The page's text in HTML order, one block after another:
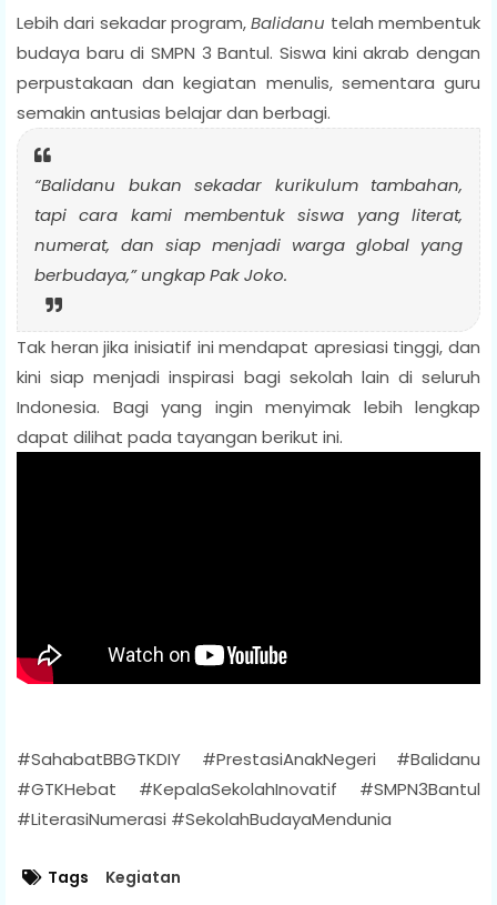
Lebih dari sekadar program,Balidanu telah membentuk
budaya baru di SMPN 3 Bantul. Siswa kini akrab dengan
perpustakaan dan kegiatan menulis, sementara guru
semakin antusias belajar dan berbagi.
“Balidanu bukan sekadar kurikulum tambahan,
tapi cara kami membentuk siswa yang literat,
numerat, dan siap menjadi warga global yang
berbudaya,” ungkap Pak Joko.
Tak heran jika inisiatif ini mendapat apresiasi tinggi, dan
kini siap menjadi inspirasi bagi sekolah lain di seluruh
Indonesia. Bagi yang ingin menyimak lebih lengkap
dapat dilihat pada tayangan berikut ini.
#SahabatBBGTKDIY #PrestasiAnakNegeri #Balidanu
#GTKHebat #KepalaSekolahInovatif #SMPN3Bantul
#LiterasiNumerasi #SekolahBudayaMendunia
Tags Kegiatan